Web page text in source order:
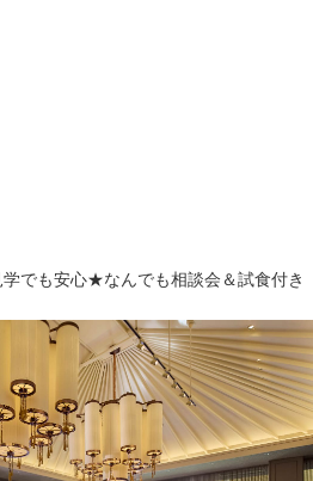
学でも安心★なんでも相談会＆試食付き